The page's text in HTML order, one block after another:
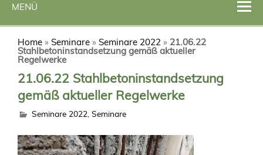
MENÜ
Home »Seminare »Seminare 2022 » 21.06.22
Stahlbetoninstandsetzung gemäß aktueller
Regelwerke
21.06.22 Stahlbetoninstandsetzung
gemäß aktueller Regelwerke
Seminare 2022 ,Seminare